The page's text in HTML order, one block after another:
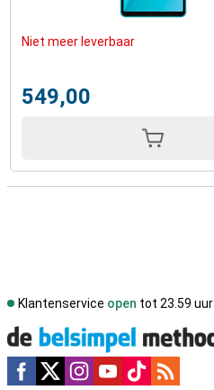
Niet meer leverbaar
549,00
Klantenservice open tot 23.59 uur
Social media